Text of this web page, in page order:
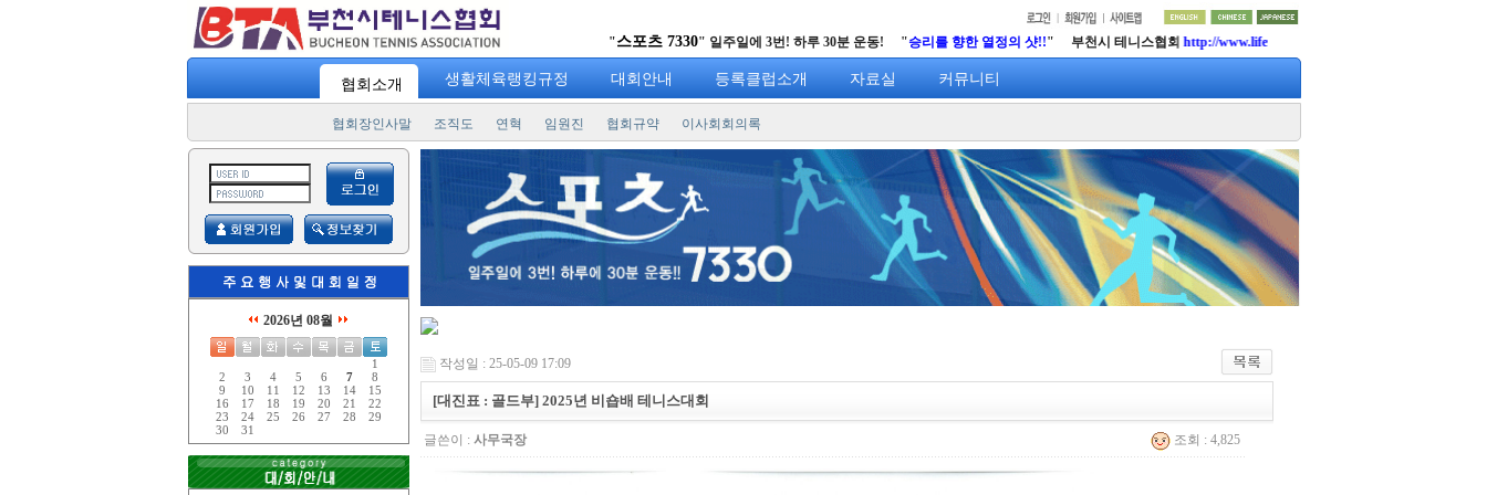
스포츠 7330" 일주일에 3번! 하루 30분 운동! "승리를 향한 열정의 샷!!" 부천시 테니스협회 http://www.lifetennis.org
협회소개 생활체육랭킹규정 대회안내 등록클럽소개 자료실 커뮤니티
협회장인사말 조직도 연혁 임원진 협회규약 이사회회의록
2026년 08월
1
2
3 4 5 6 7
8
9
10 11 12 13 14
15
16
17 18 19 20 21
22
23
24 25 26 27 28
29
30
31
작성일 : 25-05-09 17:09
[대진표 : 골드부] 2025년 비숍배 테니스대회
글쓴이 : 사무국장 조회 : 4,825